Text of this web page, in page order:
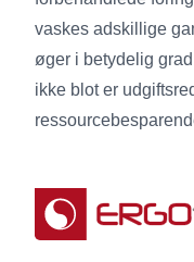
vaskes adskillige
øger i betydelig
ikke blot er